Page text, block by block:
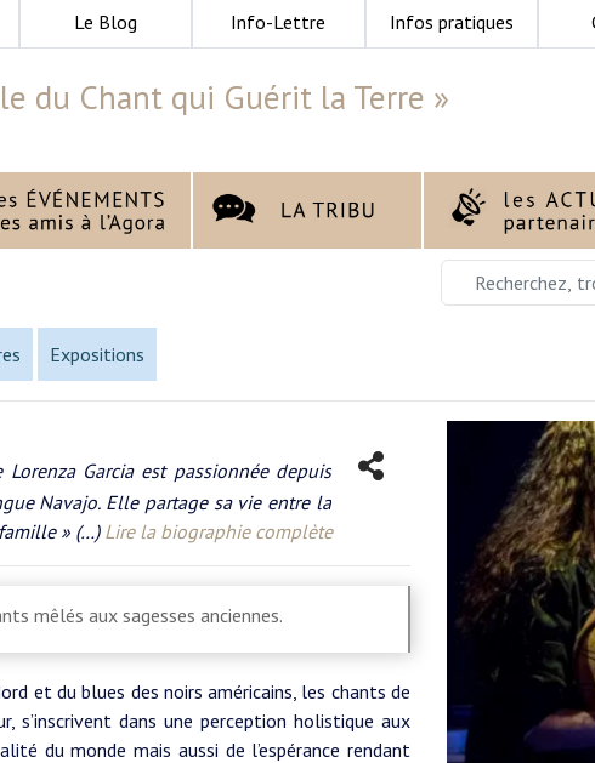
Le Blog Info-Lettre Infos pratiques
du Chant qui Guérit la Terre »
Expositions
Garcia est passionnée depuis
Navajo. Elle partage sa vie entre la
» (…)Lire la biographie complète
mêlés aux sagesses anciennes.
et du blues des noirs américains, les chants de
s’inscrivent dans une perception holistique aux
du monde mais aussi de l’espérance rendant